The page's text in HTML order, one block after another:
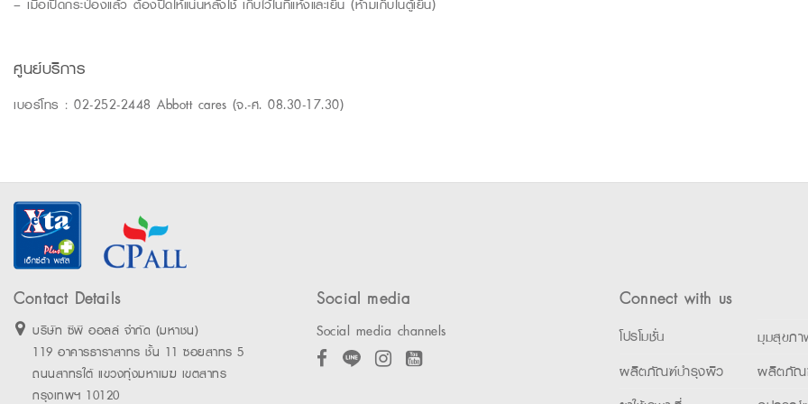
ศูนย์บริการ
เบอร์โทร : 02-252-2448 Abbott cares (จ.-ศ. 08.30-17.30)
Contact Details
บริษัท ซีพี ออลล์ จำกัด (มหาชน)
119 อาคารธาราสาทร ชั้น 11 ซอยสาทร 5
ถนนสาทรใต้ แขวงทุ่งมหาเมฆ เขตสาทร
กรุงเทพฯ 10120
Social media
Social media channels
Connect with us
โปรโมชั่น
มุมสุขภ
ผลิตภัณฑ์บำรุงผิว
ผลิตภัณ